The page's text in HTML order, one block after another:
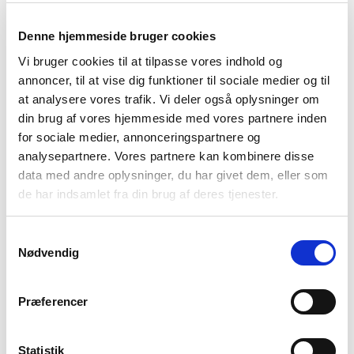
Denne hjemmeside bruger cookies
Vi bruger cookies til at tilpasse vores indhold og
annoncer, til at vise dig funktioner til sociale medier og til
at analysere vores trafik. Vi deler også oplysninger om
din brug af vores hjemmeside med vores partnere inden
for sociale medier, annonceringspartnere og
analysepartnere. Vores partnere kan kombinere disse
data med andre oplysninger, du har givet dem, eller som
de har indsamlet fra din brug af deres tjenester.
Nødvendig
Præferencer
Statistik
”Når jeg gang på gang oplever brudte aftaler og
manglende information, så sker der desværre det, at i
stedet for at skabe et godt samarbejde omkring en
god indlæggelse, så bliver det til et ”dem og os”. På
den måde føles det mere som en kamp, der skal
kæmpes”, siger Helle.
Helle er ikke alene om at ønske større inddragelse. To
ud af tre pårørende til mennesker med en psykisk
inddraget i den syges behandling. Det viser en
undersøgelse, som Bedre Psykiatri har lavet. Det er
især konkret viden og redskaber, som de pårørende
efterspørger.